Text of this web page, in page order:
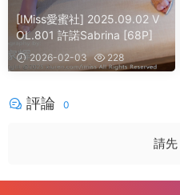
[IMiss愛蜜社] 2025.09.02 V
OL.801 許諾Sabrina [68P]
2026-02-03 228
評論 0
請先